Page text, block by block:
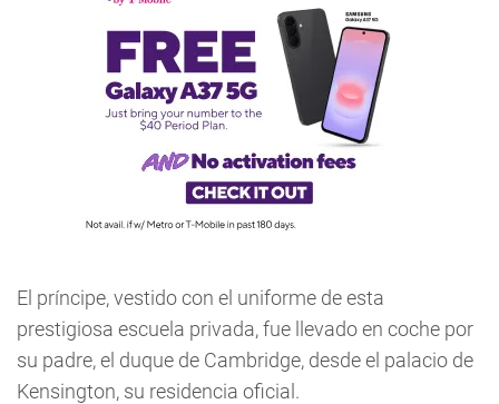
El príncipe, vestido con el uniforme de esta
prestigiosa escuela privada, fue llevado en coche por
su padre, el duque de Cambridge, desde el palacio de
Kensington, su residencia oficial.